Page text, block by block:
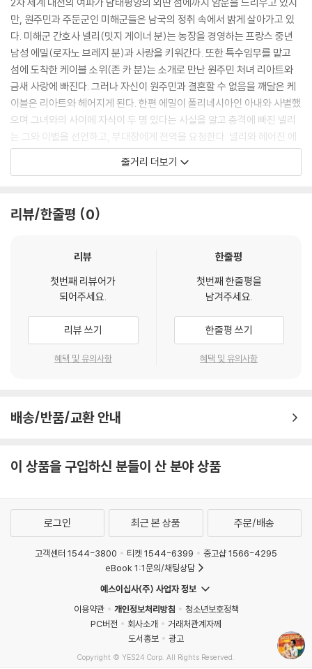
관련 사진과 동영상 및 재생 기기 모델명을 첨부하여 첨부하여 고객센터에
문의 바랍니다.
2) 사양 오인지, 오 구매, 변심 사유로의 반품은 제품 개봉 전에만 운임비
부담 후 처리 가능합니다.
3) 스틸북 한정판, 초회 한정판의 경우 제작 수량이 한정되어 있고, 택배
이동 과정에서의 손상이 발생하면, 재 판매가 어려우므로 신중한 구매 선
택을 부탁드립니다.
4) 한정판 상품의 변심, 오구매로 인한 반품은 회송된 상품의 상태 확인 후
진행이 가능합니다. 택배 이동 중 파손이 발생하지 않도록 완충 포장을 부
만, 원주민과 주둔군인 미해군들은 남국의 정취 속에서 밝게 살아가고 있
다. 미해군 간호사 넬리(밋지 게이너 분)는 농장을 경영하는 프랑스 중년
남성 에밀(로자노 브레지 분)과 사랑을 키워간다. 또한 특수임무를 맡고
섬에 도착한 케이블 소위(존 카 분)는 소개로 만난 원주민 처녀 리아트와
금새 사랑에 빠진다. 그러나 자신이 원주민과 결혼할 수 없음을 깨달은 케
이블은 리아트와 헤어지게 된다. 한편 에밀이 폴리네시아인 아내와 사별했
으며 그녀와의 사이에 자식이 두 명 있다는 사실을 알고 충격에 빠진 넬리
는 그와 이별을 선언하고, 부대장에게 전역을 요청한다. 넬리와 헤어진 에
밀은 고통의 나날을 보낸다. 그런 에밀에게 케이블이 다가와 자신을 도와
달라고 요청하자, 에밀은 케이블과 함께 목숨을 건 위험한 임무에 참가하
줄거리 더보기
리뷰/한줄평 0
리뷰
첫번째 리뷰어가
되어주세요.
리뷰 쓰기
혜택 및 유의사항
한줄평
첫번째 한줄평을
남겨주세요.
한줄평 쓰기
혜택 및 유의사항
배송/반품/교환 안내
이 상품을 구입하신 분들이 산 분야 상품
로그인 최근 본 상품 주문/배송
고객센터 1544-3800 티켓 1544-6399
중고샵 1566-4295
eBook 1:1문의/채팅상담
예스이십사(주) 사업자 정보
이용약관
개인정보처리방침
청소년보호정책
PC버전
회사소개
거래처관계자께
도서홍보
광고
Copyright © YES24 Corp. All Rights Reserved.